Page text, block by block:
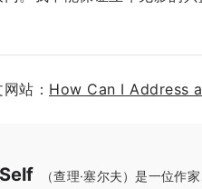
站： How Can I Address
（查理·塞尔夫）是一位作